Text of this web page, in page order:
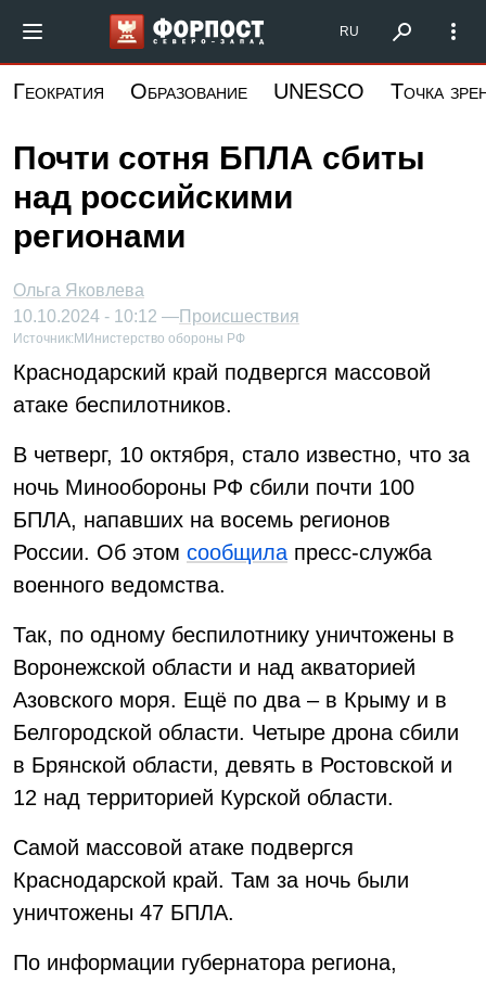
основному
Форпост Северо-Запад
RU
Геократия Образование UNESCO Точка
Почти сотня БПЛА сбиты
над российскими
регионами
Ольга Яковлева
10.10.2024 - 10:12 —Происшествия
Источник: МИнистерство обороны РФ
Краснодарский край подвергся массовой
атаке беспилотников.
В четверг, 10 октября, стало известно, что за
ночь Минообороны РФ сбили почти 100
БПЛА, напавших на восемь регионов
России. Об этом сообщила пресс-служба
военного ведомства.
Так, по одному беспилотнику уничтожены в
Воронежской области и над акваторией
Азовского моря. Ещё по два – в Крыму и в
Белгородской области. Четыре дрона сбили
в Брянской области, девять в Ростовской и
12 над территорией Курской области.
Самой массовой атаке подвергся
Краснодарской край. Там за ночь были
уничтожены 47 БПЛА.
По информации губернатора региона,